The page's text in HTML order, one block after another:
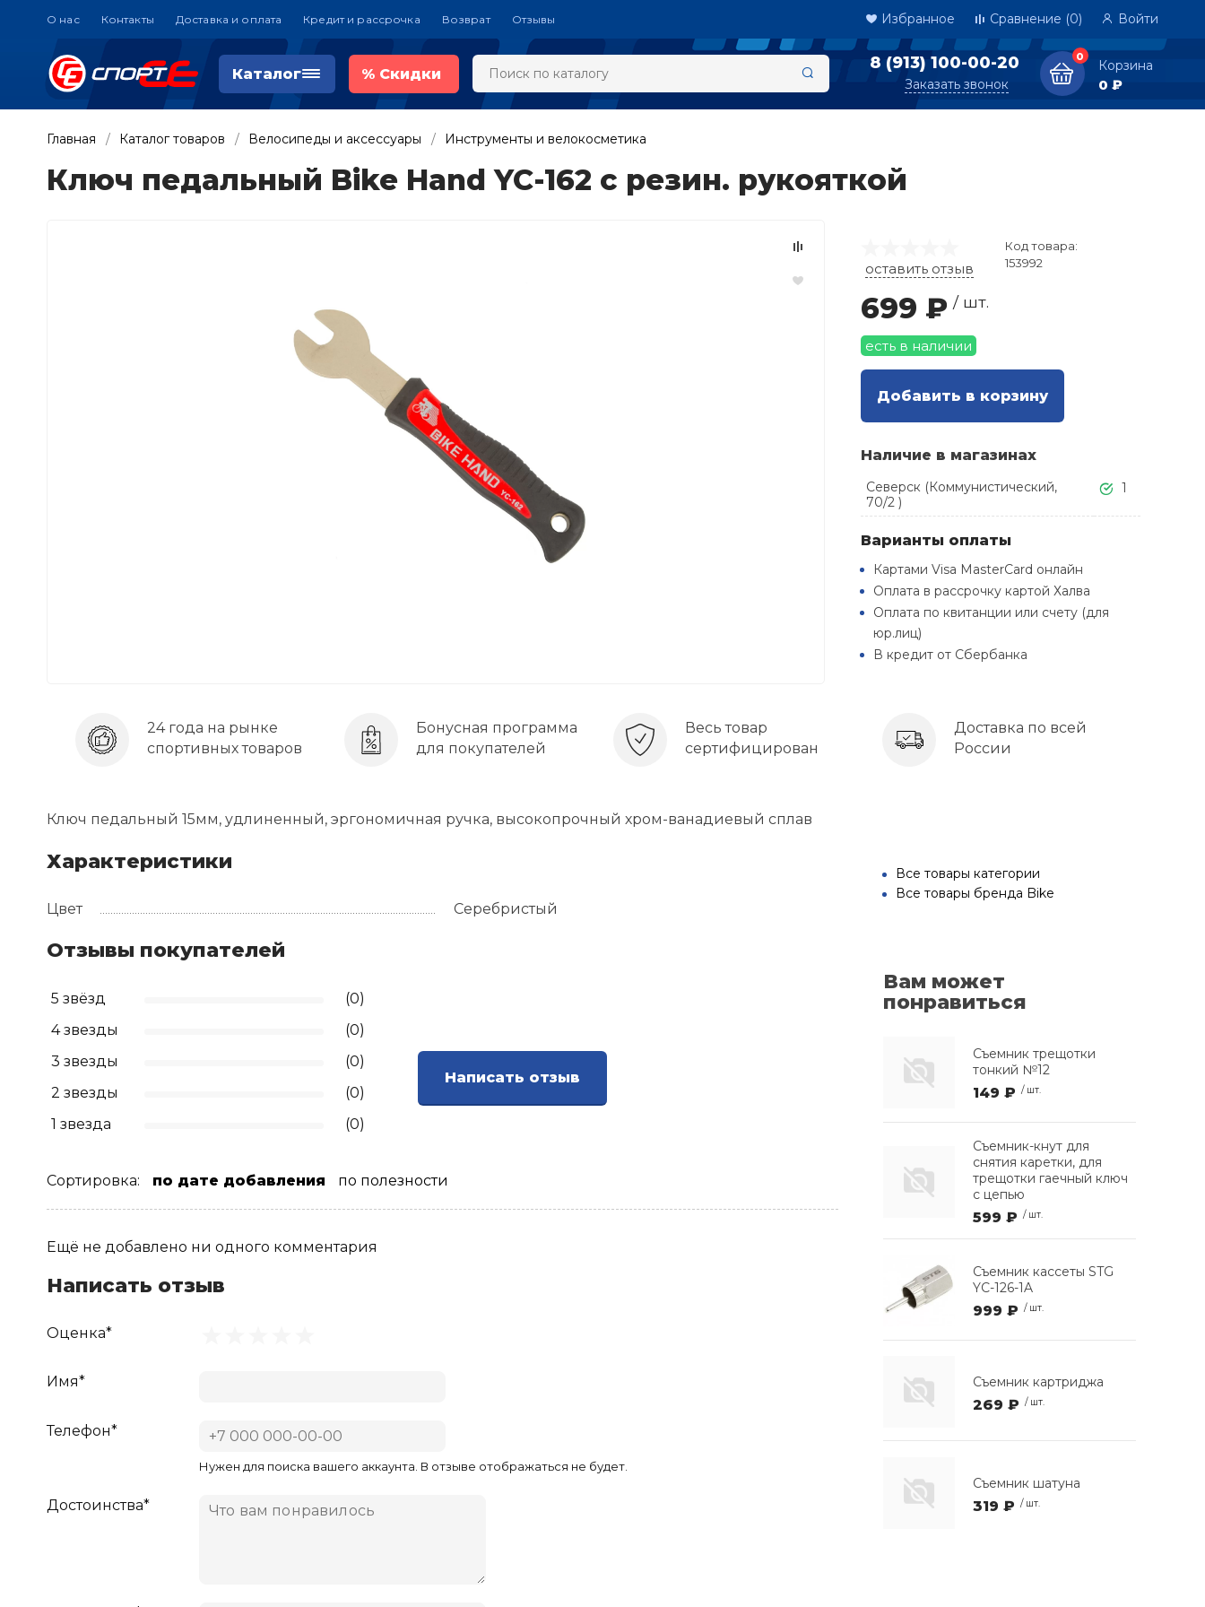
О нас Контакты Доставка и оплата Кредит и рассрочка Возврат Отзывы Избранное Сравнение (0) Войти
Каталог % Скидки
8 (913) 100-00-20
Заказать звонок
0
Корзина
0 ₽
Главная Каталог товаров Велосипеды и аксессуары Инструменты и велокосметика
Ключ педальный Bike Hand YC-162 с резин. рукояткой
оставить отзыв
Код товара:
153992
699 ₽ / шт.
есть в наличии
Добавить в корзину
Наличие в магазинах
Северск (Коммунистический,
70/2 )
1
Варианты оплаты
Картами Visa MasterCard онлайн
Оплата в рассрочку картой Халва
Оплата по квитанции или счету (для
юр.лиц)
В кредит от Сбербанка
24 года на рынке
спортивных товаров
Бонусная программа
для покупателей
Весь товар
сертифицирован
Доставка по всей
России
Ключ педальный 15мм, удлиненный, эргономичная ручка, высокопрочный хром-ванадиевый сплав
Характеристики
Цвет Серебристый
Отзывы покупателей
5 звёзд
(0)
4 звезды
(0)
3 звезды
(0)
2 звезды
(0)
1 звезда
(0)
Написать отзыв
Сортировка: по дате добавления по полезности
Ещё не добавлено ни одного комментария
Написать отзыв
Оценка*
Имя*
Телефон*
Нужен для поиска вашего аккаунта. В отзыве отображаться не будет.
Достоинства*
Все товары категории
Все товары бренда Bike
Вам может
понравиться
Съемник трещотки
тонкий №12
149 ₽ / шт.
Съемник-кнут для
снятия каретки, для
трещотки гаечный ключ
с цепью
599 ₽ / шт.
Съемник кассеты STG
YC-126-1A
999 ₽ / шт.
Съемник картриджа
269 ₽ / шт.
Съемник шатуна
319 ₽ / шт.